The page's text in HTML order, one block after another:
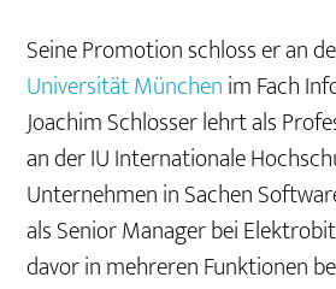
Seine Promotion schloss er an
Universität Münchenim Fach
Joachim Schlosser lehrt als
an der IU Internationale
Unternehmen in Sachen
als Senior Manager bei
davor in mehreren Funktionen